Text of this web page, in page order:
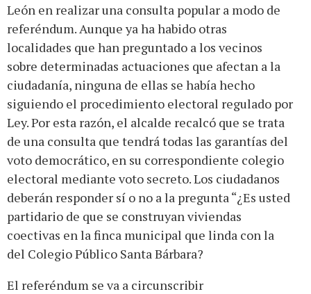
León en realizar una consulta popular a modo de
referéndum. Aunque ya ha habido otras
localidades que han preguntado a los vecinos
sobre determinadas actuaciones que afectan a la
ciudadanía, ninguna de ellas se había hecho
siguiendo el procedimiento electoral regulado por
Ley. Por esta razón, el alcalde recalcó que se trata
de una consulta que tendrá todas las garantías del
voto democrático, en su correspondiente colegio
electoral mediante voto secreto. Los ciudadanos
deberán responder sí o no a la pregunta “¿Es usted
partidario de que se construyan viviendas
coectivas en la finca municipal que linda con la
del Colegio Público Santa Bárbara?
El referéndum se va a circunscribir